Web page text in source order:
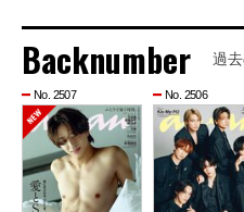
Backnumber 過
No. 2507 No. 2506